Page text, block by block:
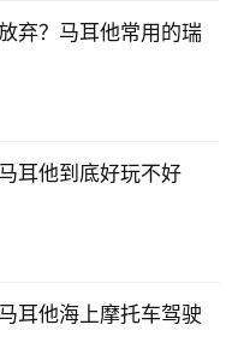
弃？马耳他常用的瑞
耳他到底好玩不好
耳他海上摩托车驾驶